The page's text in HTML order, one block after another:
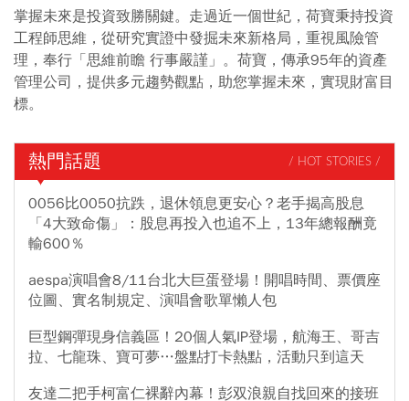
掌握未來是投資致勝關鍵。走過近一個世紀，荷寶秉持投資
工程師思維，從研究實證中發掘未來新格局，重視風險管
理，奉行「思維前瞻 行事嚴謹」。荷寶，傳承95年的資產
管理公司，提供多元趨勢觀點，助您掌握未來，實現財富目
標。
熱門話題 / HOT STORIES /
0056比0050抗跌，退休領息更安心？老手揭高股息
「4大致命傷」：股息再投入也追不上，13年總報酬竟
輸600％
aespa演唱會8/11台北大巨蛋登場！開唱時間、票價座
位圖、實名制規定、演唱會歌單懶人包
巨型鋼彈現身信義區！20個人氣IP登場，航海王、哥吉
拉、七龍珠、寶可夢…盤點打卡熱點，活動只到這天
友達二把手柯富仁裸辭內幕！彭双浪親自找回來的接班